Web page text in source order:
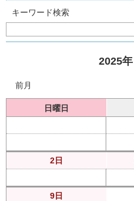
キーワード検索
前月
2025年
日曜日
2日
9日